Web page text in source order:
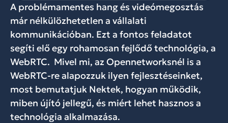
A problémamentes hang és videómegosztás
már nélkülözhetetlen a vállalati
kommunikációban. Ezt a fontos feladatot
segíti elő egy rohamosan fejlődő technológia, a
WebRTC. Mivel mi, az Opennetworksnél is a
WebRTC-re alapozzuk ilyen fejlesztéseinket,
most bemutatjuk Nektek, hogyan működik,
miben újító jellegű, és miért lehet hasznos a
technológia alkalmazása.